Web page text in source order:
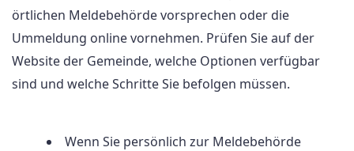
örtlichen Meldebehörde vorsprechen oder die
Ummeldung online vornehmen. Prüfen Sie auf der
Website der Gemeinde, welche Optionen verfügbar
sind und welche Schritte Sie befolgen müssen.
Wenn Sie persönlich zur Meldebehörde